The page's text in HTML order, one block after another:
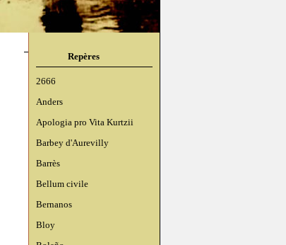
Repères
2666
Anders
Apologia pro Vita Kurtzii
Barbey d'Aurevilly
Barrès
Bellum civile
Bernanos
Bloy